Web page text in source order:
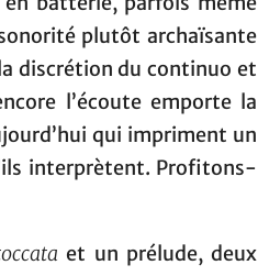
plutôt archaïsante
discrétion du continuo et
l’écoute emporte la
qui impriment un
interprètent. Profitons-
et un prélude, deux